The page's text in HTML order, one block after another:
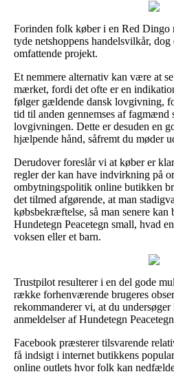
Forinden folk køber i en Red Dingo
tyde netshoppens handelsvilkår,
omfattende projekt.
Et nemmere alternativ kan være at
mærket, fordi det ofte er en
følger gældende dansk lovgivning,
tid til anden gennemses af fagmænd
lovgivningen. Dette er desuden en
hjælpende hånd, såfremt du møder
Derudover foreslår vi at køber er
regler der kan have indvirkning på
ombytningspolitik online butikken
det tilmed afgørende, at man
købsbekræftelse, så man senere kan
Hundetegn Peacetegn small, hvad
voksen eller et barn.
Trustpilot resulterer i en del gode
række forhenværende brugeres
rekommanderer vi, at du
anmeldelser af Hundetegn
Facebook præsterer tilsvarende
få indsigt i internet butikkens
online outlets hvor folk kan